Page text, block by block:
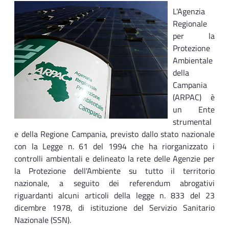
L'Agenzia
Regionale
per la
Protezione
Ambientale
della
Campania
(ARPAC) è
un Ente
strumental
e della Regione Campania, previsto dallo stato nazionale
con la Legge n. 61 del 1994 che ha riorganizzato i
controlli ambientali e delineato la rete delle Agenzie per
la Protezione dell'Ambiente su tutto il territorio
nazionale, a seguito dei referendum abrogativi
riguardanti alcuni articoli della legge n. 833 del 23
dicembre 1978, di istituzione del Servizio Sanitario
Nazionale (SSN).